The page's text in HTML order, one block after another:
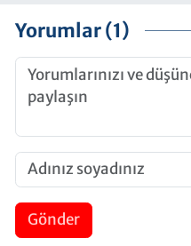
Yorumlar (1)
Gönder